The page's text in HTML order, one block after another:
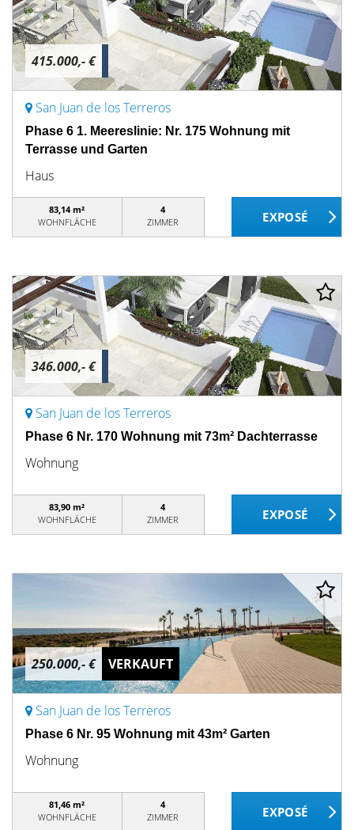
415.000,- €
San Juan de los Terreros
Phase 6 1. Meereslinie: Nr. 175 Wohnung mit
Terrasse und Garten
Haus
83,14 m²
WOHNFLÄCHE
4
ZIMMER
346.000,- €
San Juan de los Terreros
Phase 6 Nr. 170 Wohnung mit 73m² Dachterrasse
Wohnung
83,90 m²
WOHNFLÄCHE
4
ZIMMER
250.000,- € VERKAUFT
San Juan de los Terreros
Phase 6 Nr. 95 Wohnung mit 43m² Garten
Wohnung
81,46 m²
WOHNFLÄCHE
4
ZIMMER